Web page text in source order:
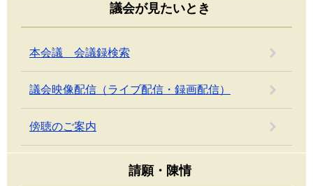
議会が見たいとき
本会議 会議録検索
議会映像配信（ライブ配信・録画配信）
傍聴のご案内
請願・陳情